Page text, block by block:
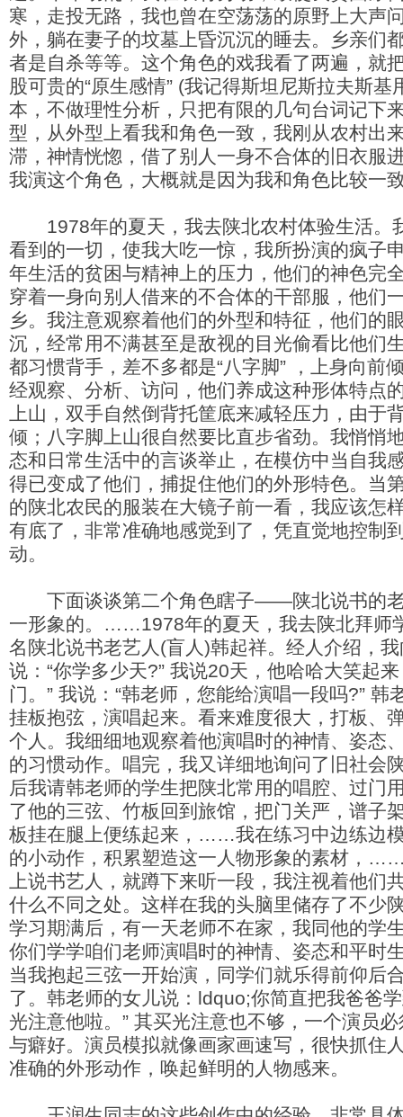
寒，走投无路，我也曾在空荡荡的原野上大声
外，躺在妻子的坟墓上昏沉沉的睡去。乡亲们
者是自杀等等。这个角色的戏我看了两遍，就
股可贵的“原生感情” (我记得斯坦尼斯拉夫斯
本，不做理性分析，只把有限的几句台词记下
型，从外型上看我和角色一致，我刚从农村出
滞，神情恍惚，借了别人一身不合体的旧衣服
我演这个角色，大概就是因为我和角色比较一
1978年的夏天，我去陕北农村体验生活。
看到的一切，使我大吃一惊，我所扮演的疯子
年生活的贫困与精神上的压力，他们的神色完
穿着一身向别人借来的不合体的干部服，他们
乡。我注意观察着他们的外型和特征，他们的
沉，经常用不满甚至是敌视的目光偷看比他们
都习惯背手，差不多都是“八字脚” ，上身向前
经观察、分析、访问，他们养成这种形体特点
上山，双手自然倒背托筐底来减轻压力，由于
倾；八字脚上山很自然要比直步省劲。我悄悄
态和日常生活中的言谈举止，在模仿中当自我
得已变成了他们，捕捉住他们的外形特色。当
的陕北农民的服装在大镜子前一看，我应该怎
有底了，非常准确地感觉到了，凭直觉地控制
动。
下面谈谈第二个角色瞎子——陕北说书的老
一形象的。……1978年的夏天，我去陕北拜师
名陕北说书老艺人(盲人)韩起祥。经人介绍，
说：“你学多少天?” 我说20天，他哈哈大笑起
门。” 我说：“韩老师，您能给演唱一段吗?” 韩
挂板抱弦，演唱起来。看来难度很大，打板、
个人。我细细地观察着他演唱时的神情、姿态
的习惯动作。唱完，我又详细地询问了旧社会
后我请韩老师的学生把陕北常用的唱腔、过门
了他的三弦、竹板回到旅馆，把门关严，谱子
板挂在腿上便练起来，……我在练习中边练边
的小动作，积累塑造这一人物形象的素材，
上说书艺人，就蹲下来听一段，我注视着他们
什么不同之处。这样在我的头脑里储存了不少
学习期满后，有一天老师不在家，我同他的学
你们学学咱们老师演唱时的神情、姿态和平时
当我抱起三弦一开始演，同学们就乐得前仰后
了。韩老师的女儿说：ldquo;你简直把我爸爸
光注意他啦。” 其买光注意也不够，一个演员
与癖好。演员模拟就像画家画速写，很快抓住
准确的外形动作，唤起鲜明的人物感来。